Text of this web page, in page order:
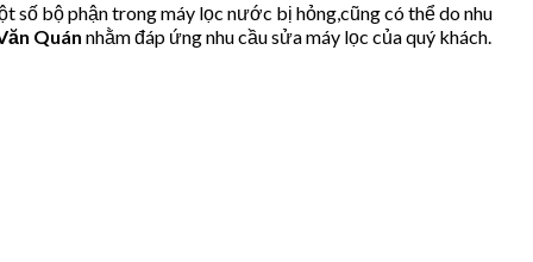
số bộ phận trong máy lọc nước bị hỏng,cũng có thể do nhu
Quán nhằm đáp ứng nhu cầu sửa máy lọc của quý khách.